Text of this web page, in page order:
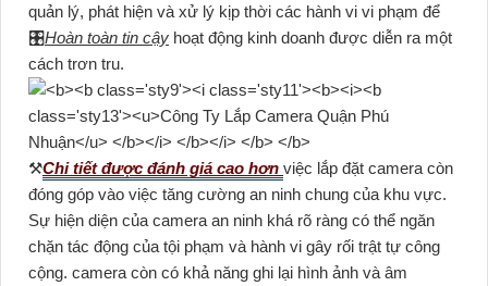
quản lý, phát hiện và xử lý kịp thời các hành vi vi phạm để
🎛Hoàn toàn tin cậy hoạt động kinh doanh được diễn ra một
cách trơn tru.
⚒Chi tiết được đánh giá cao hơn việc lắp đặt camera còn
đóng góp vào việc tăng cường an ninh chung của khu vực.
Sự hiện diện của camera an ninh khá rõ ràng có thể ngăn
chặn tác động của tội phạm và hành vi gây rối trật tự công
cộng. camera còn có khả năng ghi lại hình ảnh và âm